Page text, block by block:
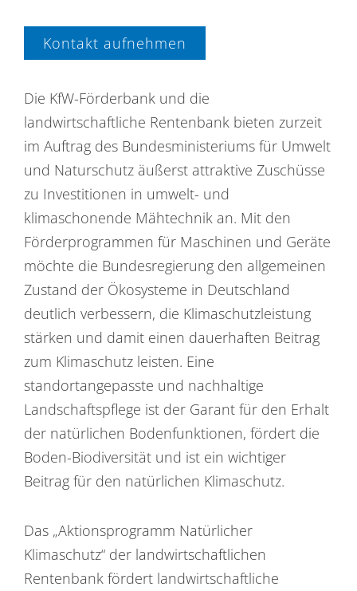
Kontakt aufnehmen
Die KfW-Förderbank und die
landwirtschaftliche Rentenbank bieten zurzeit
im Auftrag des Bundesministeriums für Umwelt
und Naturschutz äußerst attraktive Zuschüsse
zu Investitionen in umwelt- und
klimaschonende Mähtechnik an. Mit den
Förderprogrammen für Maschinen und Geräte
möchte die Bundesregierung den allgemeinen
Zustand der Ökosysteme in Deutschland
deutlich verbessern, die Klimaschutzleistung
stärken und damit einen dauerhaften Beitrag
zum Klimaschutz leisten. Eine
standortangepasste und nachhaltige
Landschaftspflege ist der Garant für den Erhalt
der natürlichen Bodenfunktionen, fördert die
Boden-Biodiversität und ist ein wichtiger
Beitrag für den natürlichen Klimaschutz.
Das „Aktionsprogramm Natürlicher
Klimaschutz“ der landwirtschaftlichen
Rentenbank fördert landwirtschaftliche